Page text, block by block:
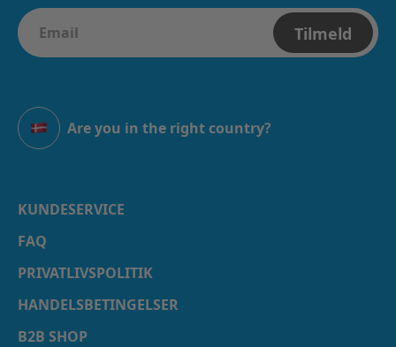
KUNDESERVICE
FAQ
PRIVATLIVSPOLITIK
HANDELSBETINGELSER
B2B SHOP
Tilmeld
Danmark
Are you in the right country?